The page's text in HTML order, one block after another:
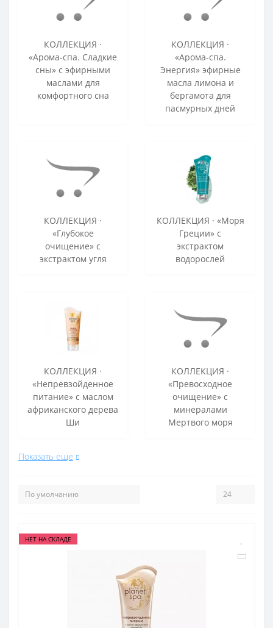
КОЛЛЕКЦИЯ ·
«Арома-спа. Сладкие
сны» с эфирными
маслами для
комфортного сна
КОЛЛЕКЦИЯ ·
«Арома-спа.
Энергия» эфирные
масла лимона и
бергамота для
пасмурных дней
КОЛЛЕКЦИЯ ·
«Глубокое
очищение» c
экстрактом угля
КОЛЛЕКЦИЯ · «Моря
Греции» с
экстрактом
водорослей
КОЛЛЕКЦИЯ ·
«Непревзойденное
питание» с маслом
африканского дерева
Ши
КОЛЛЕКЦИЯ ·
«Превосходное
очищение» с
минералами
Мертвого моря
Показать еще
НЕТ НА СКЛАДЕ